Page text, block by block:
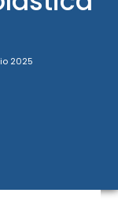
2025